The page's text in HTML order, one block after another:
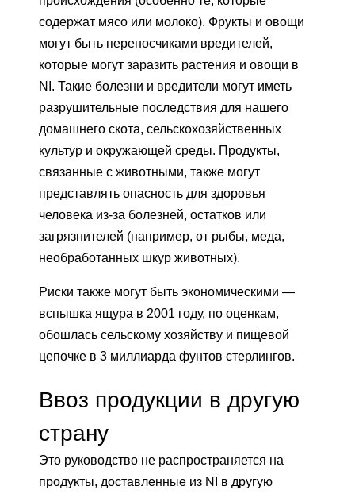
содержат мясо или молоко). Фрукты и овощи
могут быть переносчиками вредителей,
которые могут заразить растения и овощи в
NI. Такие болезни и вредители могут иметь
разрушительные последствия для нашего
домашнего скота, сельскохозяйственных
культур и окружающей среды. Продукты,
связанные с животными, также могут
представлять опасность для здоровья
человека из-за болезней, остатков или
загрязнителей (например, от рыбы, меда,
необработанных шкур животных).
Риски также могут быть экономическими —
вспышка ящура в 2001 году, по оценкам,
обошлась сельскому хозяйству и пищевой
цепочке в 3 миллиарда фунтов стерлингов.
Ввоз продукции в другую
страну
Это руководство не распространяется на
продукты, доставленные из NI в другую